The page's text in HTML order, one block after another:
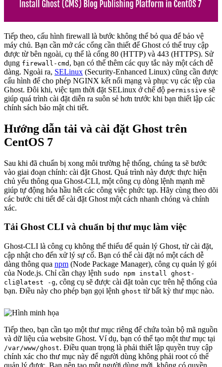
Tiếp theo, cấu hình firewall là bước không thể bỏ qua để bảo vệ
máy chủ. Bạn cần mở các cổng cần thiết để Ghost có thể truy cập
được từ bên ngoài, cụ thể là cổng 80 (HTTP) và 443 (HTTPS). Sử
dụng firewall-cmd , bạn có thể thêm các quy tắc này một cách dễ
dàng. Ngoài ra, SELinux (Security-Enhanced Linux) cũng cần được
cấu hình để cho phép NGINX kết nối mạng và phục vụ các tệp của
Ghost. Đôi khi, việc tạm thời đặt SELinux ở chế độ permissive sẽ
giúp quá trình cài đặt diễn ra suôn sẻ hơn trước khi bạn thiết lập các
chính sách bảo mật chi tiết.
Hướng dẫn tải và cài đặt Ghost trên
CentOS 7
Sau khi đã chuẩn bị xong môi trường hệ thống, chúng ta sẽ bước
vào giai đoạn chính: cài đặt Ghost. Quá trình này được thực hiện
chủ yếu thông qua Ghost-CLI, một công cụ dòng lệnh mạnh mẽ
giúp tự động hóa hầu hết các công việc phức tạp. Hãy cùng theo dõi
các bước chi tiết để cài đặt Ghost một cách nhanh chóng và chính
xác.
Tải Ghost CLI và chuẩn bị thư mục làm việc
Ghost-CLI là công cụ không thể thiếu để quản lý Ghost, từ cài đặt,
cập nhật cho đến xử lý sự cố. Bạn có thể cài đặt nó một cách dễ
dàng thông qua npm (Node Package Manager), công cụ quản lý gói
của Node.js. Chỉ cần chạy lệnh sudo npm install ghost-
cli@latest -g, công cụ sẽ được cài đặt toàn cục trên hệ thống của
bạn. Điều này cho phép bạn gọi lệnh ghost từ bất kỳ thư mục nào.
Tiếp theo, bạn cần tạo một thư mục riêng để chứa toàn bộ mã nguồn
và dữ liệu của website Ghost. Ví dụ, bạn có thể tạo một thư mục tại
/var/www/ghost. Điều quan trọng là phải thiết lập quyền truy cập
chính xác cho thư mục này để người dùng không phải root có thể